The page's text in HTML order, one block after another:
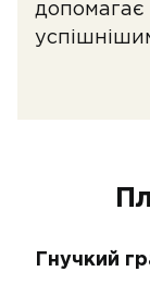
допомагає
Гнучкий